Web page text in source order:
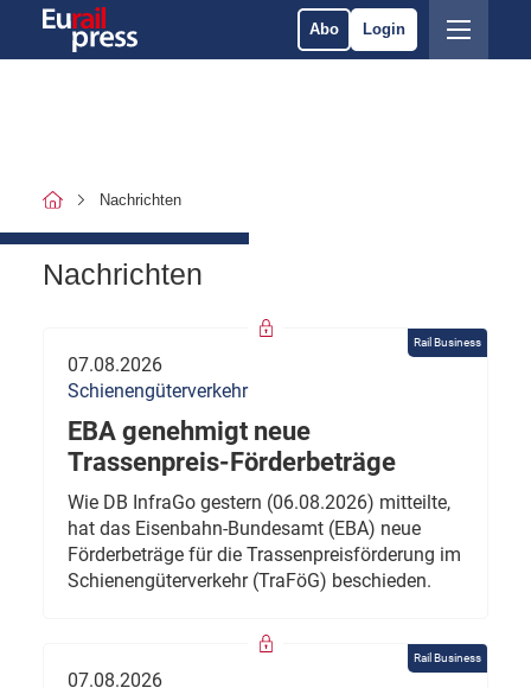
Abo Login
Nachrichten
Nachrichten
Rail Business
07.08.2026
Schienengüterverkehr
EBA genehmigt neue
Trassenpreis-Förderbeträge
Wie DB InfraGo gestern (06.08.2026) mitteilte,
hat das Eisenbahn-Bundesamt (EBA) neue
Förderbeträge für die Trassenpreisförderung im
Schienengüterverkehr (TraFöG) beschieden.
Rail Business
07.08.2026